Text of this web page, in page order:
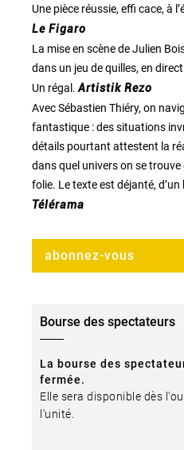
Une pièce réussie, effi cace, à
Le Figaro
La mise en scène de Julien
dans un jeu de quilles, en
Un régal. Artistik Rezo
Avec Sébastien Thiéry, on
fantastique : des situations
détails pourtant attestent la
dans quel univers on se trouve
folie. Le texte est déjanté,
Télérama
abonnez-vous
Bourse des spectateurs
La bourse des
fermée.
Elle sera disponible dès
l'unité.